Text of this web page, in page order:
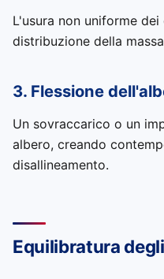
L'usura non uniforme
distribuzione della
3. Flessione
Un sovraccarico o un
albero, creando
disallineamento.
Equilibratura